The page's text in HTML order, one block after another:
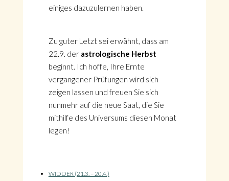
einiges dazuzulernen haben.
Zu guter Letzt sei erwähnt, dass am
22.9. der astrologische Herbst
beginnt. Ich hoffe, Ihre Ernte
vergangener Prüfungen wird sich
zeigen lassen und freuen Sie sich
nunmehr auf die neue Saat, die Sie
mithilfe des Universums diesen Monat
legen!
WIDDER (21.3. – 20.4.)